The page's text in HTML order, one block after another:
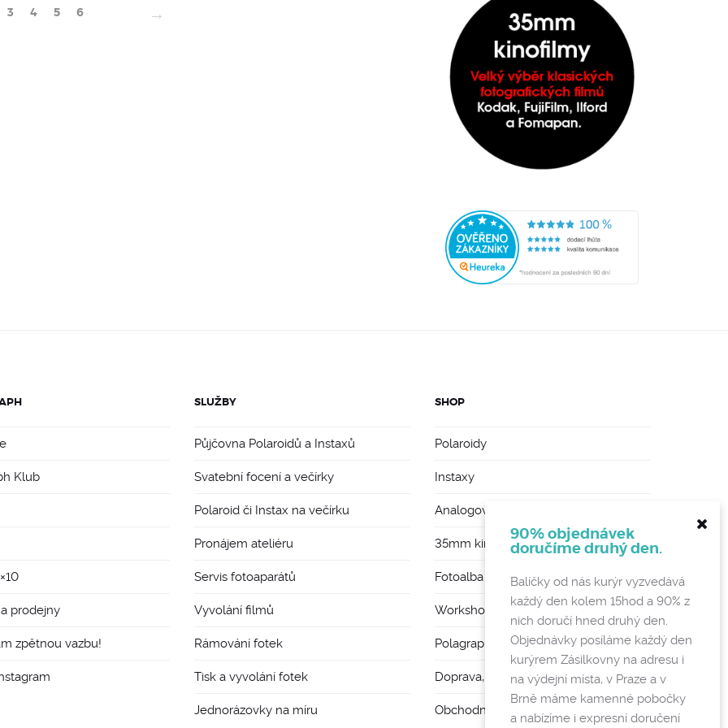
3 4 5 6 →
Klub
prodejny
zpětnou vazbu!
SLUŽBY
Půjčovna Polaroidů a Instaxů
Svatební focení a večírky
Polaroid či Instax na večírku
Pronájem ateliéru
Servis fotoaparátů
Vyvolání filmů
Rámování fotek
Tisk a vyvolání fotek
Jednorázovky na míru
SHOP
Polaroidy
Instaxy
Analogové foťáky
35mm kinofilmy
Fotoalba a rámy
Workshopy
Polagraph Mates
Doprava, poštovné a vratky
Obchodní podmínky a GDPR
90% objednávek
doručíme druhý den.
Balíčky od nás kurýr vyzvedává
každý den kolem 15hod a 90% z
nich doručí hned druhý den.
Objednávky posíláme každý den
kurýrem Zásilkovny na adresu i
na výdejní místa, v Praze a v
Brně máme kamenné pobočky
a nabízíme i expresní doručení